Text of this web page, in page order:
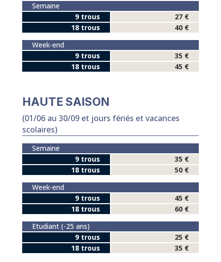
9 trous
18 trous
Semaine
27 €
40 €
9 trous
18 trous
Week-end
35 €
45 €
HAUTE SAISON
(01/06 au 30/09 et jours fériés et vacances
scolaires)
9 trous
18 trous
Semaine
35 €
50 €
9 trous
18 trous
Week-end
45 €
60 €
9 trous
18 trous
Etudiant (-25 ans)
25 €
35 €